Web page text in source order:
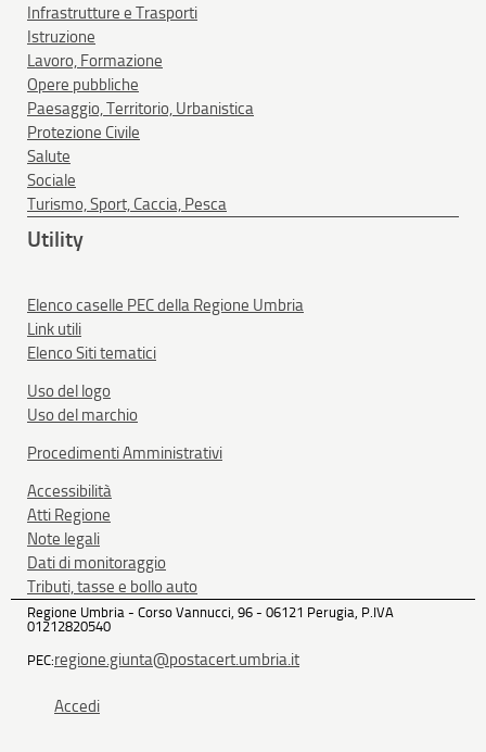
Infrastrutture e Trasporti
Istruzione
Lavoro, Formazione
Opere pubbliche
Paesaggio, Territorio, Urbanistica
Protezione Civile
Salute
Sociale
Turismo, Sport, Caccia, Pesca
Utility
Elenco caselle PEC della Regione Umbria
Link utili
Elenco Siti tematici
Uso del logo
Uso del marchio
Procedimenti Amministrativi
Accessibilità
Atti Regione
Note legali
Dati di monitoraggio
Tributi, tasse e bollo auto
Regione Umbria - Corso Vannucci, 96 - 06121 Perugia, P.IVA
01212820540
PEC:regione.giunta@postacert.umbria.it
Accedi